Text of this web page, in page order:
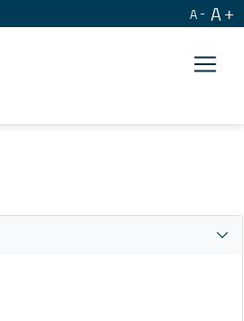
A A